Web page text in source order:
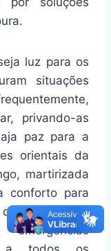
luz para os
situações
privando-as
paz para a
orientais da
martirizada
conforto para
violências,